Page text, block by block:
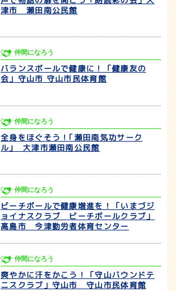
津市 瀬田南公民館
仲間になろう
バランスボールで健康に！「健康友の
会」守山市 守山市民体育館
仲間になろう
全身をほぐそう！｢瀬田南気功サーク
ル｣ 大津市瀬田南公民館
仲間になろう
ビーチボールで健康増進を！「いまづジ
ョイナスクラブ ビーチボールクラブ」
高島市 今津勤労者体育センター
仲間になろう
爽やかに汗をかこう！「守山バウンドテ
ニスクラブ」守山市 守山市民体育館